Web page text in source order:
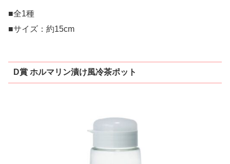
■全1種
■サイズ：約15cm
D賞 ホルマリン漬け風冷茶ポット